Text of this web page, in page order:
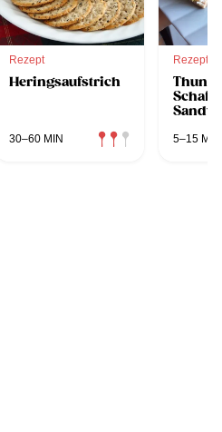
Rezept
Heringsaufstrich
30–60 MIN
Rezept
5–15 MIN